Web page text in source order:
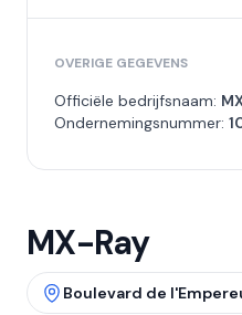
OVERIGE GEGEVENS
Officiële bedrijfsnaam:
Ondernemingsnummer:
MX-Ray
Boulevard de